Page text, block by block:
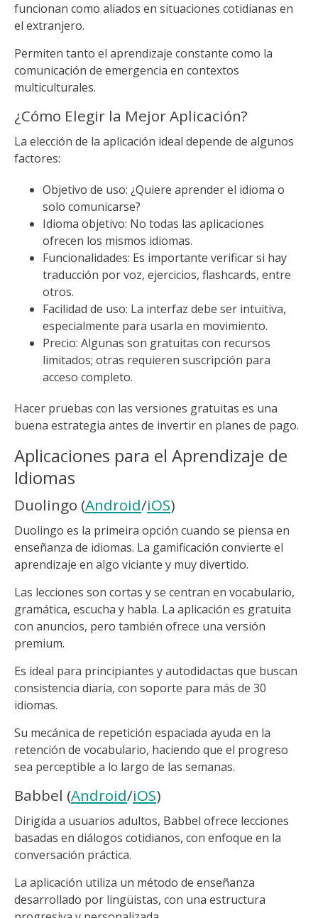
funcionan como aliados en situaciones cotidianas en
el extranjero.
Permiten tanto el aprendizaje constante como la
comunicación de emergencia en contextos
multiculturales.
¿Cómo Elegir la Mejor Aplicación?
La elección de la aplicación ideal depende de algunos
factores:
Objetivo de uso: ¿Quiere aprender el idioma o
solo comunicarse?
Idioma objetivo: No todas las aplicaciones
ofrecen los mismos idiomas.
Funcionalidades: Es importante verificar si hay
traducción por voz, ejercicios, flashcards, entre
otros.
Facilidad de uso: La interfaz debe ser intuitiva,
especialmente para usarla en movimiento.
Precio: Algunas son gratuitas con recursos
limitados; otras requieren suscripción para
acceso completo.
Hacer pruebas con las versiones gratuitas es una
buena estrategia antes de invertir en planes de pago.
Aplicaciones para el Aprendizaje de
Idiomas
Duolingo (Android/iOS)
Duolingo es la primeira opción cuando se piensa en
enseñanza de idiomas. La gamificación convierte el
aprendizaje en algo viciante y muy divertido.
Las lecciones son cortas y se centran en vocabulario,
gramática, escucha y habla. La aplicación es gratuita
con anuncios, pero también ofrece una versión
premium.
Es ideal para principiantes y autodidactas que buscan
consistencia diaria, con soporte para más de 30
idiomas.
Su mecánica de repetición espaciada ayuda en la
retención de vocabulario, haciendo que el progreso
sea perceptible a lo largo de las semanas.
Babbel (Android/iOS)
Dirigida a usuarios adultos, Babbel ofrece lecciones
basadas en diálogos cotidianos, con enfoque en la
conversación práctica.
La aplicación utiliza un método de enseñanza
desarrollado por lingüistas, con una estructura